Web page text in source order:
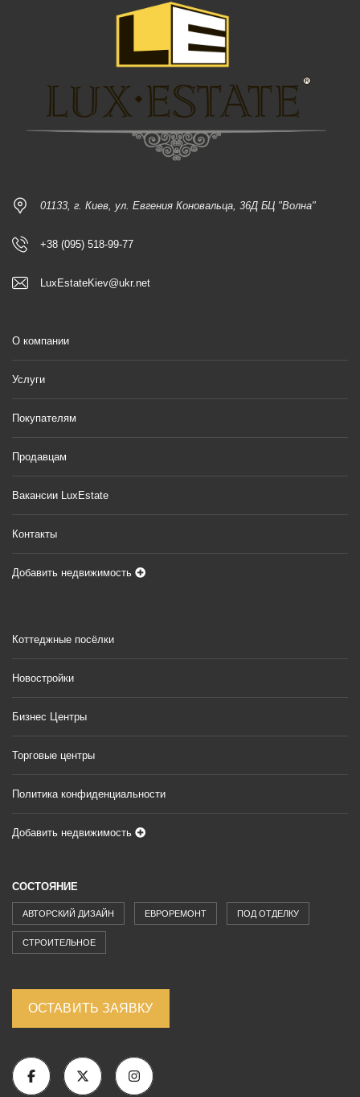
01133, г. Киев, ул. Евгения Коновальца, 36Д БЦ "Волна"
+38 (095) 518-99-77
LuxEstateKiev@ukr.net
О компании
Услуги
Покупателям
Продавцам
Вакансии LuxEstate
Контакты
Добавить недвижимость
Коттеджные посёлки
Новостройки
Бизнес Центры
Торговые центры
Политика конфиденциальности
Добавить недвижимость
СОСТОЯНИЕ
АВТОРСКИЙ ДИЗАЙН ЕВРОРЕМОНТ ПОД ОТДЕЛКУ
СТРОИТЕЛЬНОЕ
ОСТАВИТЬ ЗАЯВКУ